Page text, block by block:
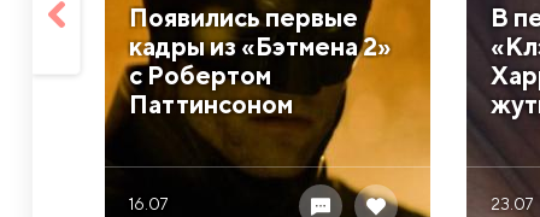
Появились первые
кадры из «Бэтмена 2»
с Робертом
Паттинсоном
16.07
В
23.07